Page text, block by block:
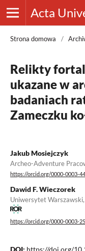
Strona domowa /
Relikty
ukazane w
badaniach
Zameczku
Jakub Mosiejczyk
Archeo-Adventure
https://orcid.org/0000-0003-
Dawid F. Wieczorek
Uniwersytet
https://orcid.org/0000-0003-